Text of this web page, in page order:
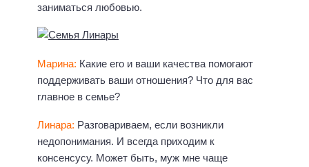
заниматься любовью.
Марина: Какие его и ваши качества помогают
поддерживать ваши отношения? Что для вас
главное в семье?
Линара: Разговариваем, если возникли
недопонимания. И всегда приходим к
консенсусу. Может быть, муж мне чаще